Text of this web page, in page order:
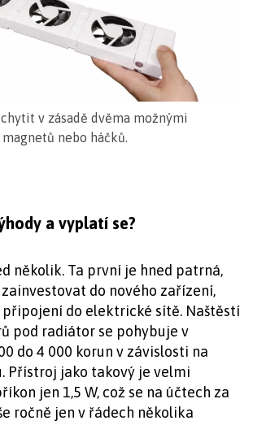
v zásadě dvěma možnými
nebo háčků.
a vyplatí se?
několik. Ta první je hned patrná,
do nového zařízení,
do elektrické sítě. Naštěstí
pod radiátor se pohybuje v
do 4 000 korun v závislosti na
Přístroj jako takový je velmi
jen 1,5 W, což se na účtech za
ročně jen v řádech několika